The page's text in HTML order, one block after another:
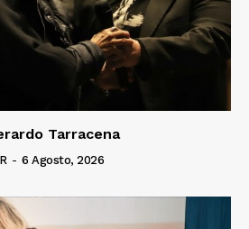
Tarracena
- 6 Agosto, 2026